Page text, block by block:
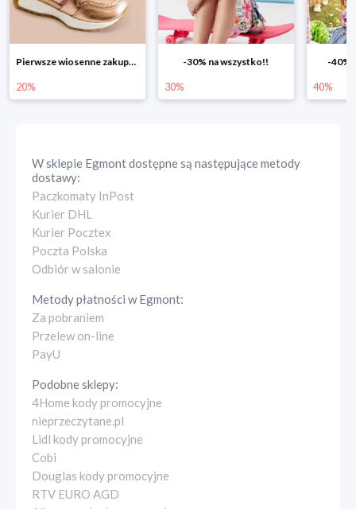
-30% na wszystko!!
30%
-40% na drugą sztukę
40% 25%
W sklepie Egmontdostępne są następujące metody
dostawy:
Paczkomaty InPost
Kurier DHL
Kurier Pocztex
Poczta Polska
Odbiór w salonie
Metody płatności wEgmont:
Za pobraniem
Przelew on-line
PayU
Podobne sklepy:
4Home kody promocyjne
nieprzeczytane.pl
Lidl kody promocyjne
Cobi
Douglas kody promocyjne
RTV EURO AGD